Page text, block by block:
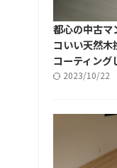
都心の中古マ
コいい天然木
コーティング
2023/10/22